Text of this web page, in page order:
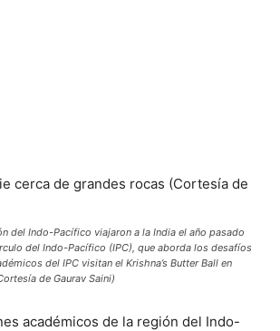
del Indo-Pacífico viajaron a la India el año pasado
del Indo-Pacífico (IPC), que aborda los desafíos
del IPC visitan el Krishna’s Butter Ball en
de Gaurav Saini)
académicos de la región del Indo-